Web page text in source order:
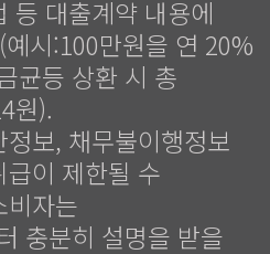
등 대출계약 내용에
시:100만원을 연 20%
균등 상환 시 총
원).
보, 채무불이행정보
이 제한될 수
비자는
충분히 설명을 받을